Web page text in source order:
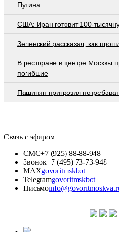
Путина
США: Иран готовит 100-
Зеленский рассказал, как
В ресторане в центре Москвы
погибшие
Пашинян пригрозил
Связь с эфиром
СМС+7 (925) 88-88-948
Звонок+7 (495) 73-73-948
MAXgovoritmskbot
Telegramgovoritmskbot
Письмо